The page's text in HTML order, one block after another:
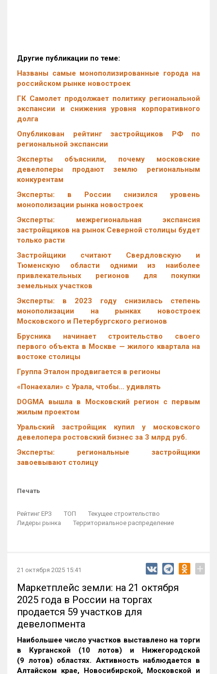
Другие публикации по теме:
Названы самые монополизированные города на
российском рынке новостроек
ГК Самолет продолжает политику региональной
экспансии и снижения уровня корпоративного
долга
Опубликован рейтинг застройщиков РФ по
региональной экспансии
Эксперты объяснили, почему московские
девелоперы продают землю региональным
конкурентам
Эксперты: в России снизился уровень
монополизации рынка новостроек
Эксперты: межрегиональная экспансия
застройщиков на рынок Северной столицы будет
только расти
Застройщики считают Свердловскую и
Тюменскую области одними из наиболее
привлекательных регионов для покупки
земельных участков
Эксперты: в 2023 году снизилась степень
монополизации на рынках новостроек
Московского и Петербургского регионов
Брусника начинает строительство своего
первого объекта в Москве — жилого квартала на
востоке столицы
Группа Эталон продвигается в регионы
«Понаехали» с Урала, чтобы… удивлять
DOGMA вышла в Московский регион с первым
жилым проектом
Уральский застройщик купил у московского
девелопера ростовский бизнес за 3 млрд руб.
Эксперты: региональные застройщики
завоевывают столицу
Печать
Рейтинг ЕРЗ ТОП
Текущее строительство
Лидеры рынка
Территориальное распределение
21 октября 2025 15:41 +
Маркетплейс земли: на 21 октября
2025 года в России на торгах
продается 59 участков для
девелопмента
Наибольшее число участков выставлено на торги
в Курганской (10 лотов) и Нижегородской
(9 лотов) областях. Активность наблюдается в
Алтайском крае, Новосибирской, Московской и